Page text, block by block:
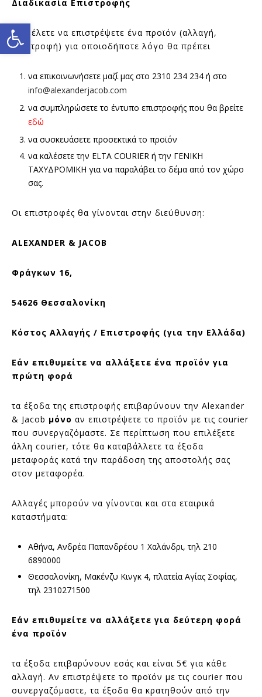
Διαδικασία Επιστροφής
Αν θέλετε να επιστρέψετε ένα προϊόν (αλλαγή,
επιστροφή) για οποιοδήποτε λόγο θα πρέπει
να επικοινωνήσετε μαζί μας στο 2310 234 234 ή στο
info@alexanderjacob.com
να συμπληρώσετε το έντυπο επιστροφής που θα βρείτε
εδώ
να συσκευάσετε προσεκτικά το προϊόν
να καλέσετε την ELTA COURIER ή την ΓΕΝΙΚΗ
ΤΑΧΥΔΡΟΜΙΚΗ για να παραλάβει το δέμα από τον χώρο
σας.
Οι επιστροφές θα γίνονται στην διεύθυνση:
ALEXANDER & JACOB
Φράγκων 16,
54626 Θεσσαλονίκη
Κόστος Αλλαγής / Επιστροφής (για την Ελλάδα)
Εάν επιθυμείτε να αλλάξετε ένα προϊόν για
πρώτη φορά
τα έξοδα της επιστροφής επιβαρύνουν την Alexander
& Jacob μόνο αν επιστρέψετε το προϊόν με τις courier
που συνεργαζόμαστε. Σε περίπτωση που επιλέξετε
άλλη courier, τότε θα καταβάλλετε τα έξοδα
μεταφοράς κατά την παράδοση της αποστολής σας
στον μεταφορέα.
Αλλαγές μπορούν να γίνονται και στα εταιρικά
καταστήματα:
Αθήνα, Ανδρέα Παπανδρέου 1 Χαλάνδρι, τηλ 210
6890000
Θεσσαλονίκη, Μακένζυ Κινγκ 4, πλατεία Αγίας Σοφίας,
τηλ 2310271500
Εάν επιθυμείτε να αλλάξετε για δεύτερη φορά
ένα προϊόν
τα έξοδα επιβαρύνουν εσάς και είναι 5€ για κάθε
αλλαγή. Αν επιστρέψετε το προϊόν με τις courier που
συνεργαζόμαστε, τα έξοδα θα κρατηθούν από την
Ανοίξτε τη γραμμή